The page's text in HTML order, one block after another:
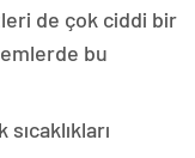
de çok ciddi bir
bu